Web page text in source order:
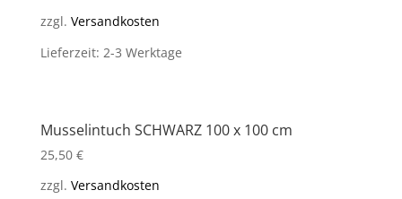
zzgl. Versandkosten
Lieferzeit: 2-3 Werktage
Musselintuch SCHWARZ 100 x 100 cm
25,50 €
zzgl. Versandkosten